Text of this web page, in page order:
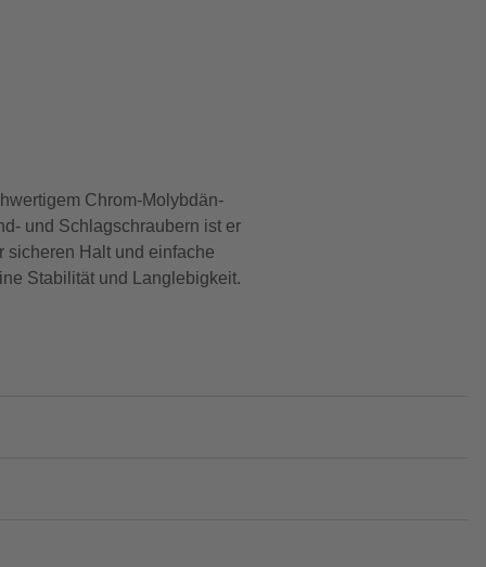
Chrom-Molybdän-
und Schlagschraubern ist er
sicheren Halt und einfache
Stabilität und Langlebigkeit.